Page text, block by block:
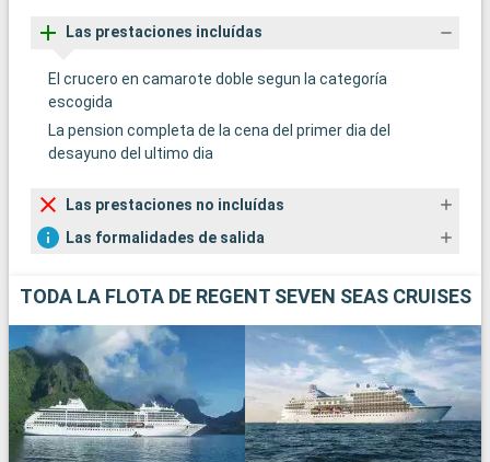
Las prestaciones incluídas
El crucero en camarote doble segun la categoría
escogida
La pension completa de la cena del primer dia del
desayuno del ultimo dia
Las prestaciones no incluídas
Las formalidades de salida
TODA LA FLOTA DE REGENT SEVEN SEAS CRUISES